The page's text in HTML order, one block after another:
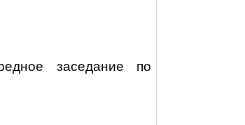
заседание по